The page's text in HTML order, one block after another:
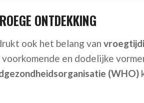
ONTDEKKING
ook het belang van
en dodelijke
(WHO)